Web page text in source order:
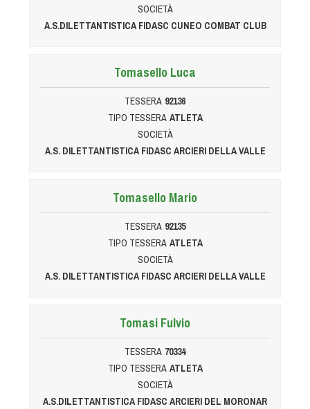
SOCIETÀ
A.S.DILETTANTISTICA FIDASC CUNEO COMBAT CLUB
Tomasello Luca
TESSERA 92136
TIPO TESSERA ATLETA
SOCIETÀ
A.S. DILETTANTISTICA FIDASC ARCIERI DELLA VALLE
Tomasello Mario
TESSERA 92135
TIPO TESSERA ATLETA
SOCIETÀ
A.S. DILETTANTISTICA FIDASC ARCIERI DELLA VALLE
Tomasi Fulvio
TESSERA 70334
TIPO TESSERA ATLETA
SOCIETÀ
A.S.DILETTANTISTICA FIDASC ARCIERI DEL MORONAR
Tecnici
Direttori di Gara
Calendario Manifestazioni
Organi di Giustizia - Dispositivi
Modelli e moduli
Albo Atleti Cinofili
Guida Locandine Ufficiali
Tiro di Campagna
English e Training Sporting
Tiro a Palla
Field Target
Paintball